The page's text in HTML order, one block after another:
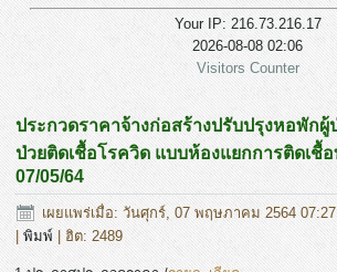
Your IP: 216.73.216.17
2026-08-08 02:06
Visitors Counter
ประกวดราคาจ้างก่อสร้างปรับปรุงหอพักผู้
ป่วยติดเชื้อโรควิด แบบห้องแยกการติดเชื้
07/05/64
เผยแพร่เมื่อ: วันศุกร์, 07 พฤษภาคม 2564 07:27
|พิมพ์ | ฮิต: 2489